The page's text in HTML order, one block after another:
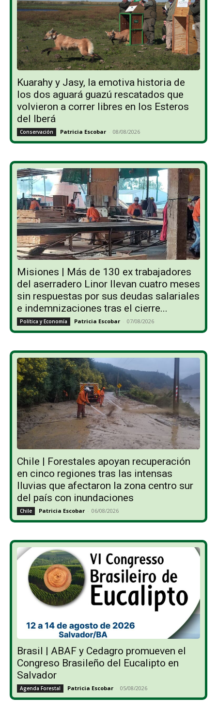
Kuarahy y Jasy, la emotiva historia de
los dos aguará guazú rescatados que
volvieron a correr libres en los Esteros
del Iberá
Conservación Patricia Escobar - 08/08/2026
Misiones | Más de 130 ex trabajadores
del aserradero Linor llevan cuatro meses
sin respuestas por sus deudas salariales
e indemnizaciones tras el cierre...
Política y Economía Patricia Escobar - 07/08/2026
Chile | Forestales apoyan recuperación
en cinco regiones tras las intensas
lluvias que afectaron la zona centro sur
del país con inundaciones
Chile Patricia Escobar - 06/08/2026
Brasil | ABAF y Cedagro promueven el
Congreso Brasileño del Eucalipto en
Salvador
Agenda Forestal Patricia Escobar - 05/08/2026